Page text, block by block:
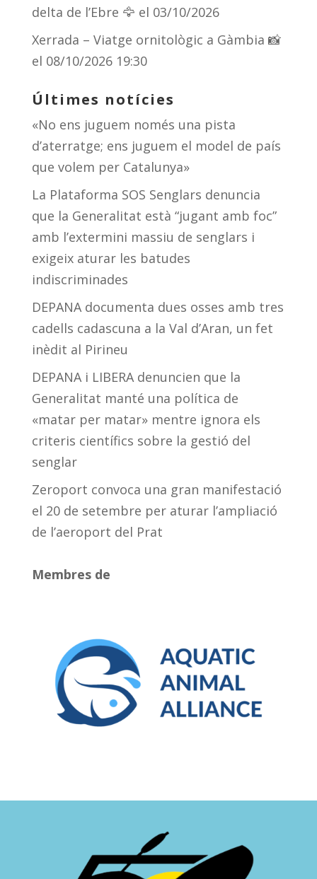
delta de l’Ebre 🦅 el 03/10/2026
Xerrada – Viatge ornitològic a Gàmbia 📸
el 08/10/2026 19:30
Últimes notícies
«No ens juguem només una pista
d’aterratge; ens juguem el model de país
que volem per Catalunya»
La Plataforma SOS Senglars denuncia
que la Generalitat està “jugant amb foc”
amb l’extermini massiu de senglars i
exigeix aturar les batudes
indiscriminades
DEPANA documenta dues osses amb tres
cadells cadascuna a la Val d’Aran, un fet
inèdit al Pirineu
DEPANA i LIBERA denuncien que la
Generalitat manté una política de
«matar per matar» mentre ignora els
criteris científics sobre la gestió del
senglar
Zeroport convoca una gran manifestació
el 20 de setembre per aturar l’ampliació
de l’aeroport del Prat
Membres de